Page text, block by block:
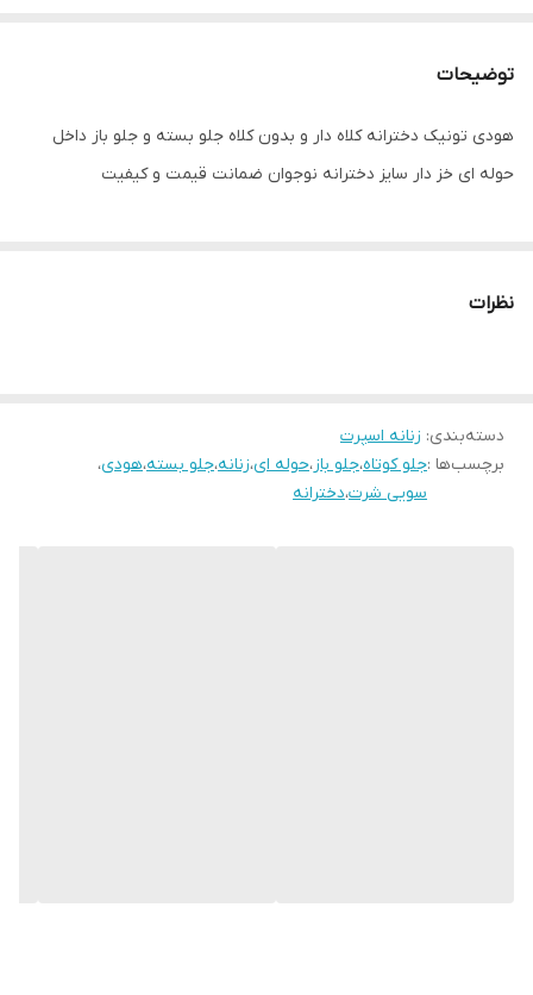
توضیحات
هودی تونیک دخترانه کلاه دار و بدون کلاه جلو بسته و جلو باز داخل
حوله ای خز دار سایز دخترانه نوجوان ضمانت قیمت و کیفیت
نظرات
دسته‌بندی: زنانه اسپرت
برچسب‌ها :جلو کوتاه،جلو باز،حوله ای،زنانه،جلو بسته،هودی،
سویی شرت،دخترانه